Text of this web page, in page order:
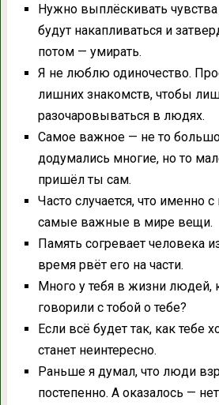
Нужно выплёскивать
будут накапливаться и
потом — умирать.
Я не люблю одиночество.
лишних знакомств, чтобы
разочаровываться в людях.
Самое важное — не то
додумались многие, но то
пришёл ты сам.
Часто случается, что именно
самые важные в мире вещи.
Память согревает человека
время рвёт его на части.
Много у тебя в жизни людей,
говорили с тобой о тебе?
Если всё будет так, как тебе
станет неинтересно.
Раньше я думал, что люди
постепенно. А оказалось —